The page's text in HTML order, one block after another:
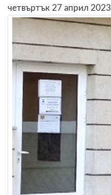
четвъртък 27 април 2023